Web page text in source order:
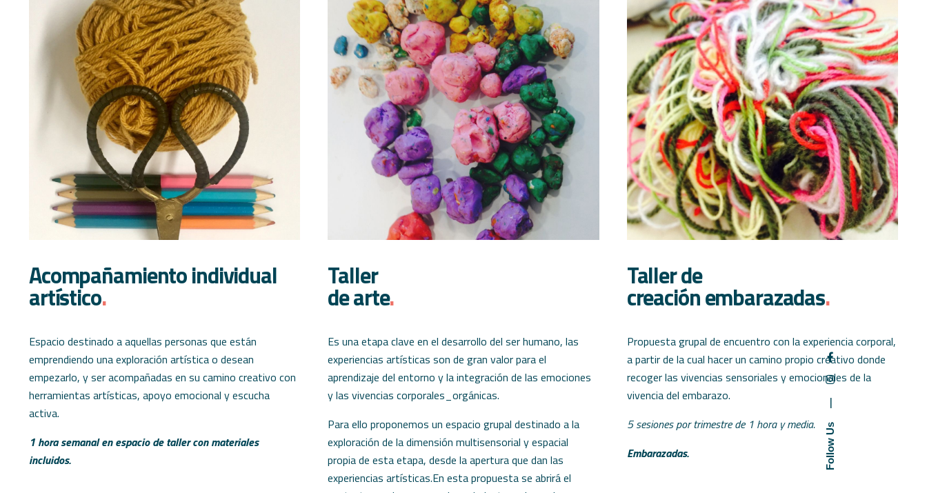
Follow Us
Acompañamiento individual
artístico.
Espacio destinado a aquellas personas que están
emprendiendo una exploración artística o desean
empezarlo, y ser acompañadas en su camino creativo con
herramientas artísticas, apoyo emocional y escucha
activa.
1 hora semanal en espacio de taller con materiales
incluidos.
Taller
de arte.
Es una etapa clave en el desarrollo del ser humano, las
experiencias artísticas son de gran valor para el
aprendizaje del entorno y la integración de las emociones
y las vivencias corporales_orgánicas.
Para ello proponemos un espacio grupal destinado a la
exploración de la dimensión multisensorial y espacial
propia de esta etapa, desde la apertura que dan las
experiencias artísticas.En esta propuesta se abrirá el
Taller de
creación embarazadas.
Propuesta grupal de encuentro con la experiencia corporal,
a partir de la cual hacer un camino propio creativo donde
recoger las vivencias sensoriales y emocionales de la
vivencia del embarazo.
5 sesiones por trimestre de 1 hora y media.
Embarazadas.